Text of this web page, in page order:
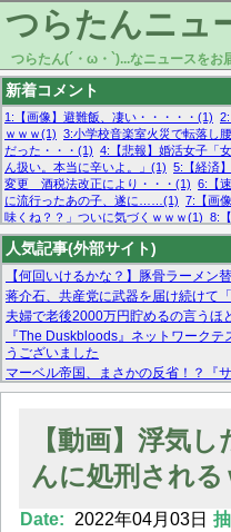
つらたんニュ
つらたん(´・ω・`)...なニュースをお
新着コメント
1:【画像】避難飯、凄い・・・・・(1)
ｗｗｗ(1) 3:小学校音楽室火災で転落し
だった・・・(1) 4:【悲報】婚活女子「
ん扱い。本当に辛いよ。」(1) 5:【経済
変更 酒税法改正により・・・(1) 6:【
に流行ったあの子、遂に……(1) 7:【画
味くね？？」ついに気づくｗｗｗ(1) 8:
る・・・(1) 9:欧州委員長「原発縮小は
足、限界突破 52%「正社員も足りてま
人気記事(外部サイト)
【何回いけるかな？】豚骨ラーメン
蒋介石、共産党に武器を届け続けて
夫婦で老後2000万円貯めるの言うほ
『The Duskbloods』ネットワーク
うございました
マーベル帝国、まさかの反省！？『
ニーCEOの「量より質」宣言の裏で
【モー娘。石田亜佑美】ファースト
【画像あり】FacebookとかTwitterで
【動画】浮気
んに処刑される
Date: 2022年04月03日